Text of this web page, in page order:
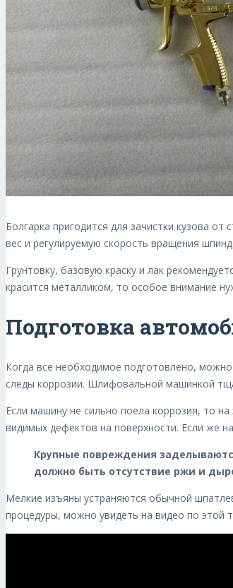
Болгарка пригодится для зачистки кузова
вес и регулируемую скорость вращения
Грунтовку, базовую краску и лак
красится металликом, то особое внимание
Подготовка
Когда все необходимое подготовлено,
следы коррозии. Шлифовальной машинкой
Если машину не сильно поела коррозия, то
видимых дефектов на поверхности. Если же
Крупные повреждения
должно быть отсутствие ржи и
Мелкие изъяны устраняются обычной
процедуры, можно увидеть на видео по этой